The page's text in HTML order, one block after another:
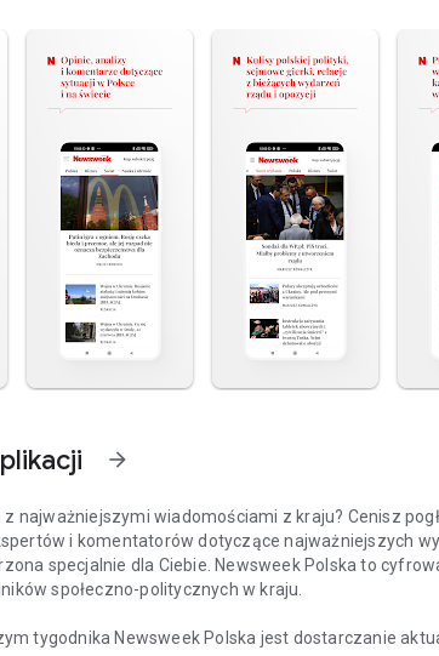
arrow_forward
z najważniejszymi wiadomościami z kraju? Cenisz
i komentatorów dotyczące najważniejszych
specjalnie dla Ciebie. Newsweek Polska to
społeczno-politycznych w kraju.
tygodnika Newsweek Polska jest dostarczanie